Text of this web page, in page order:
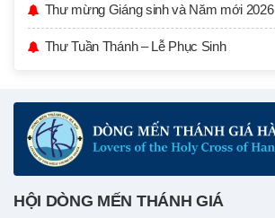
Thư mừng Giáng sinh và Năm mới 2026
Thư Tuần Thánh – Lễ Phục Sinh
HỘI DÒNG MẾN THÁNH GIÁ